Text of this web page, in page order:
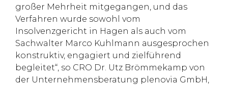
großer Mehrheit mitgegangen, und das
Verfahren wurde sowohl vom
Insolvenzgericht in Hagen als auch vom
Sachwalter Marco Kuhlmann ausgesprochen
konstruktiv, engagiert und zielführend
begleitet“, so CRO Dr. Utz Brömmekamp von
der Unternehmensberatung plenovia GmbH,